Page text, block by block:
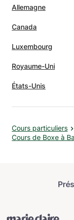
Allemagne
Canada
Luxembourg
Royaume-Uni
États-Unis
Cours particuliers
Cours de Boxe à